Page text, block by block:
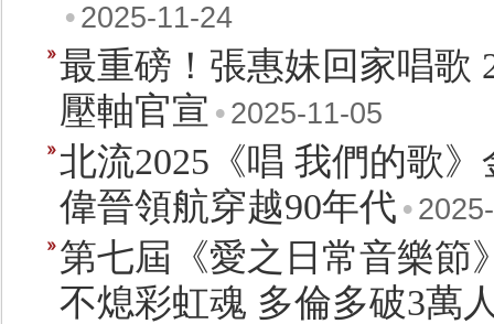
• 2025-11-24
最重磅！張惠妹回家唱歌
壓軸官宣 • 2025-11-05
北流2025《唱 我們的歌
偉晉領航穿越90年代 •
第七屆《愛之日常音樂節
不熄彩虹魂 多倫多破3萬